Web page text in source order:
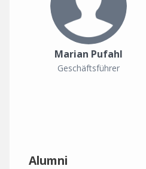
Marian Pufahl
Geschäftsführer
Alumni